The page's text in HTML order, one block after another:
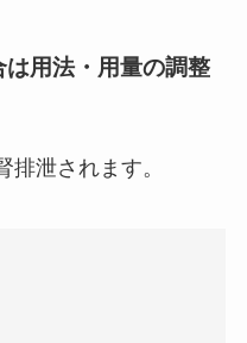
用法・用量の調整
排泄されます。